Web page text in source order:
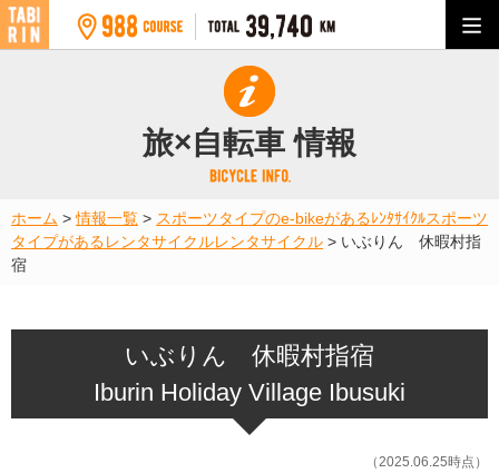
旅×自転車 情報
ホーム >情報一覧 > スポーツタイプのe-bikeがあるﾚﾝﾀｻｲｸﾙスポーツ
タイプがあるレンタサイクルレンタサイクル > いぶりん 休暇村指
宿
いぶりん 休暇村指宿
Iburin Holiday Village Ibusuki
（2025.06.25時点）